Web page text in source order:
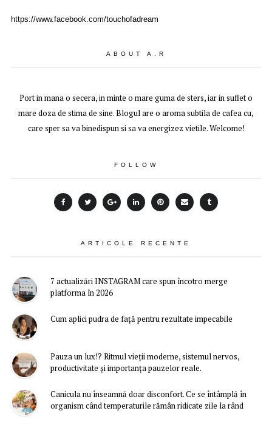
https://www.facebook.com/touchofadream
ABOUT A.R
Port in mana o secera, in minte o mare guma de sters, iar in suflet o
mare doza de stima de sine. Blogul are o aroma subtila de cafea cu,
care sper sa va binedispun si sa va energizez vietile. Welcome!
FOLLOW
ARTICOLE RECENTE
7 actualizări INSTAGRAM care spun încotro merge
platforma în 2026
Cum aplici pudra de față pentru rezultate impecabile
Pauza un lux!? Ritmul vieții moderne, sistemul nervos,
productivitate și importanța pauzelor reale.
Canicula nu înseamnă doar disconfort. Ce se întâmplă în
organism când temperaturile rămân ridicate zile la rând